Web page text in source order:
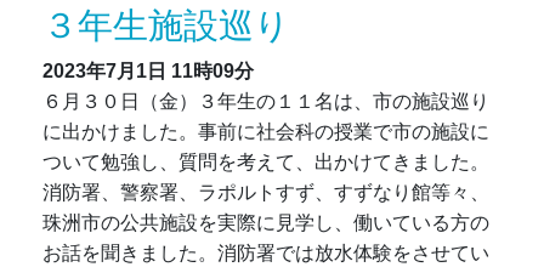
３年生施設巡り
2023年7月1日 11時09分
６月３０日（金）３年生の１１名は、市の施設巡り
に出かけました。事前に社会科の授業で市の施設に
ついて勉強し、質問を考えて、出かけてきました。
消防署、警察署、ラポルトすず、すずなり館等々、
珠洲市の公共施設を実際に見学し、働いている方の
お話を聞きました。消防署では放水体験をさせてい